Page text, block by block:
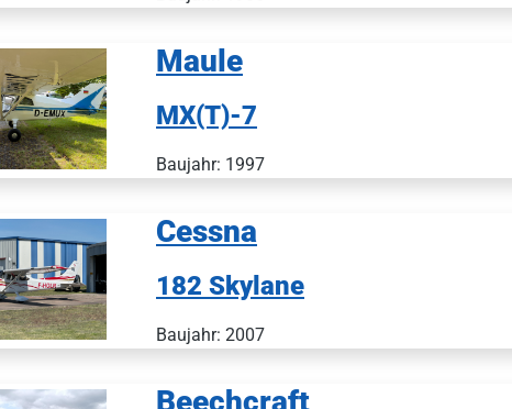
Maule
MX(T)-7
Baujahr: 1997
Cessna
182 Skylane
Baujahr: 2007